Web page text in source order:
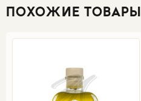
ПОХОЖИЕ ТОВАРЫ